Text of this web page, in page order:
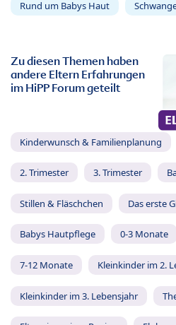
Rund um Babys Haut
Zu diesen Themen haben
andere Eltern Erfahrungen
im HiPP Forum geteilt
Kinderwunsch & Familienplanung
2. Trimester 3. Trimester
Stillen & Fläschchen Das erste
Babys Hautpflege 0-3 Monate
7-12 Monate Kleinkinder im 2.
Kleinkinder im 3. Lebensjahr